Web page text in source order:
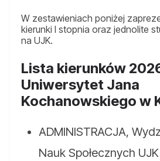
W zestawieniach poniżej
kierunki I stopnia oraz jednolite
na UJK.
Lista kierunków
Uniwersytet Jana
Kochanowskiego w
ADMINISTRACJA,
Nauk Społecznych UJK